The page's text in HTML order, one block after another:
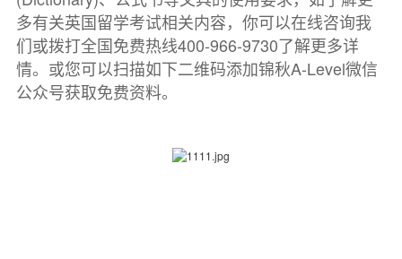
多有关英国留学考试相关内容，你可以在线咨询我
们或拨打全国免费热线400-966-9730了解更多详
情。或您可以扫描如下二维码添加锦秋A-Level微信
公众号获取免费资料。